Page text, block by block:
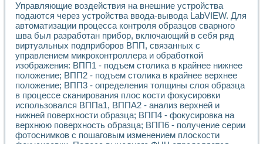
Установка для измерения диэлектрических свойств
Исследование кинетики зарождения и развития
Лабораторный электрический импедансный томограф на
Микрозондовая система для характеризации
Метод траекторий в исследовании
Промышленная автоматизация
Автоматизация технологических процессов получения
Использование систем технического зрения для контроля
Исследование электромагнитных переходных процессов
Применение LabVIEW при разработке обучающих
Разработка виртуальных тренажеров путем
Система блокировок, сигнализации и защиты ускорителя
Система сбора данных и управления процессом
Управляющие воздействия на внешние устройства
подаются через устройства ввода-вывода LabVIEW. Для
автоматизации процесса контроля образцов сварного
шва был разработан прибор, включающий в себя ряд
виртуальных подприборов ВПП, связанных с
управлением микроконтроллера и обработкой
изображения: ВПП1 - подъем столика в крайнее нижнее
положение; ВПП2 - подъем столика в крайнее верхнее
положение; ВПП3 - определения толщины слоя образца
в процессе сканирования плос кости фокусировки
использовался ВППа1, ВППА2 - анализ верхней и
нижней поверхности образца; ВПП4 - фокусировка на
верхнюю поверхность образца; ВПП6 - получение серии
фотоснимков с пошаговым изменением плоскости